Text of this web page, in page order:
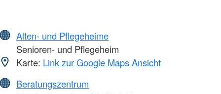
Alten- und Pflegeheime
Senioren- und Pflegeheim
Karte: Link zur Google Maps Ansicht
Beratungszentrum